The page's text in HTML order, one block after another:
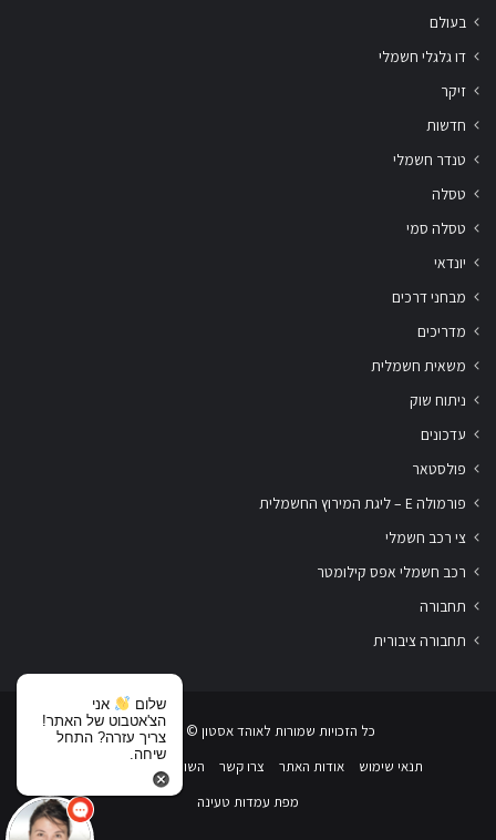
בעולם
דו גלגלי חשמלי
זיקר
חדשות
טנדר חשמלי
טסלה
טסלה סמי
יונדאי
מבחני דרכים
מדריכים
משאית חשמלית
ניתוח שוק
עדכונים
פולסטאר
פורמולה E – ליגת המירוץ החשמלית
צי רכב חשמלי
רכב חשמלי אפס קילומטר
תחבורה
תחבורה ציבורית
כל הזכויות שמורות לאוהד אסטון ‏© 2019-2026
תנאי שימוש
אודות האתר צרו קשר
השוואת רכבים חשמליים
מפת עמדות טעינה
שלום
אני
הצ'אטבוט של האתר!
צריך עזרה? התחל
שיחה.